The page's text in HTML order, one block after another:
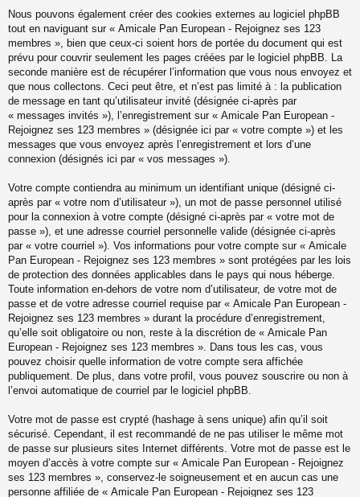
Nous pouvons également créer des cookies externes au logiciel phpBB
tout en naviguant sur « Amicale Pan European - Rejoignez ses 123
membres », bien que ceux-ci soient hors de portée du document qui est
prévu pour couvrir seulement les pages créées par le logiciel phpBB. La
seconde manière est de récupérer l’information que vous nous envoyez et
que nous collectons. Ceci peut être, et n’est pas limité à : la publication
de message en tant qu’utilisateur invité (désignée ci-après par
« messages invités »), l’enregistrement sur « Amicale Pan European -
Rejoignez ses 123 membres » (désignée ici par « votre compte ») et les
messages que vous envoyez après l’enregistrement et lors d’une
connexion (désignés ici par « vos messages »).
Votre compte contiendra au minimum un identifiant unique (désigné ci-
après par « votre nom d’utilisateur »), un mot de passe personnel utilisé
pour la connexion à votre compte (désigné ci-après par « votre mot de
passe »), et une adresse courriel personnelle valide (désignée ci-après
par « votre courriel »). Vos informations pour votre compte sur « Amicale
Pan European - Rejoignez ses 123 membres » sont protégées par les lois
de protection des données applicables dans le pays qui nous héberge.
Toute information en-dehors de votre nom d’utilisateur, de votre mot de
passe et de votre adresse courriel requise par « Amicale Pan European -
Rejoignez ses 123 membres » durant la procédure d’enregistrement,
qu’elle soit obligatoire ou non, reste à la discrétion de « Amicale Pan
European - Rejoignez ses 123 membres ». Dans tous les cas, vous
pouvez choisir quelle information de votre compte sera affichée
publiquement. De plus, dans votre profil, vous pouvez souscrire ou non à
l’envoi automatique de courriel par le logiciel phpBB.
Votre mot de passe est crypté (hashage à sens unique) afin qu’il soit
sécurisé. Cependant, il est recommandé de ne pas utiliser le même mot
de passe sur plusieurs sites Internet différents. Votre mot de passe est le
moyen d’accès à votre compte sur « Amicale Pan European - Rejoignez
ses 123 membres », conservez-le soigneusement et en aucun cas une
personne affiliée de « Amicale Pan European - Rejoignez ses 123